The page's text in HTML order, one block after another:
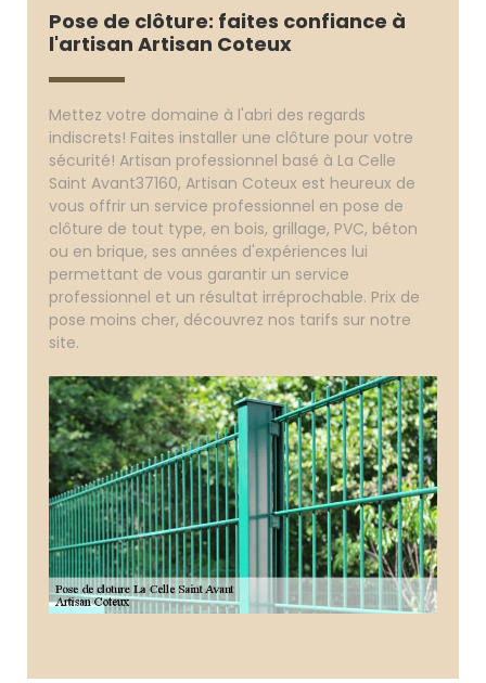
Pose de clôture: faites confiance à
l'artisan Artisan Coteux
Mettez votre domaine à l'abri des regards
indiscrets! Faites installer une clôture pour votre
sécurité! Artisan professionnel basé à La Celle
Saint Avant37160, Artisan Coteux est heureux de
vous offrir un service professionnel en pose de
clôture de tout type, en bois, grillage, PVC, béton
ou en brique, ses années d'expériences lui
permettant de vous garantir un service
professionnel et un résultat irréprochable. Prix de
pose moins cher, découvrez nos tarifs sur notre
site.